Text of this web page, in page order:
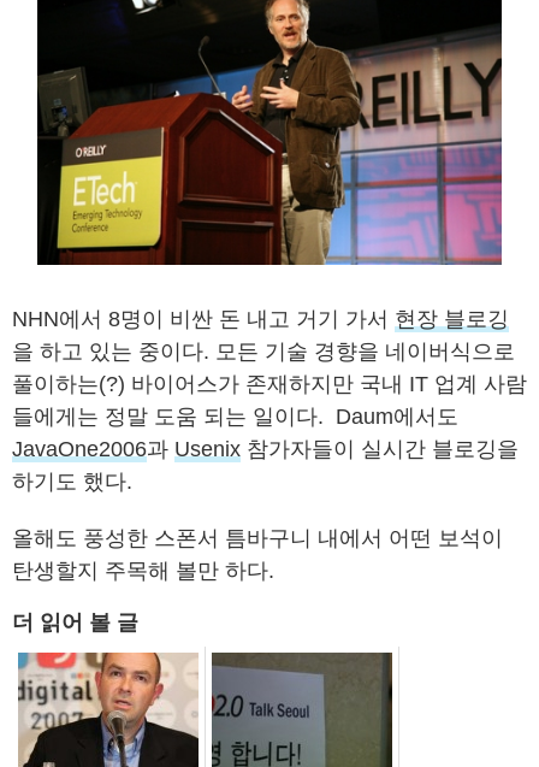
NHN에서 8명이 비싼 돈 내고 거기 가서 현장 블로깅
을 하고 있는 중이다. 모든 기술 경향을 네이버식으로
풀이하는(?) 바이어스가 존재하지만 국내 IT 업계 사람
들에게는 정말 도움 되는 일이다. Daum에서도
JavaOne2006과 Usenix 참가자들이 실시간 블로깅을
하기도 했다.
올해도 풍성한 스폰서 틈바구니 내에서 어떤 보석이
탄생할지 주목해 볼만 하다.
더 읽어 볼 글